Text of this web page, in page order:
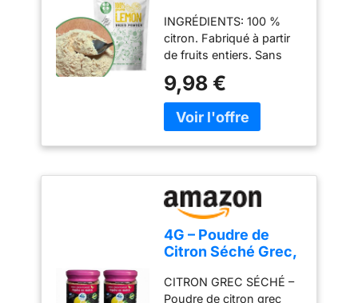
The Citron |
Ingrédients de
Cuisine | Epicerie
Alimentaire Arome
Alimentaire Arome
Citron | Pure Lemon
Fruit Powder
(poudre fine)
INGRÉDIENTS: 100 %
citron. Fabriqué à partir
de fruits entiers. Sans
colorants ou arômes.
FABRIQUÉ EN ESPAGNE
à partir de citrons
simplement séchés,
broyés en poudre
grossière. Facile à ajouter
dans les smoothies, la
décoration de gâteaux, la
garniture au chocolat ou
n'importe lequel de vos
9,98 €
4G – Poudre de
Citron Séché Grec,
CITRON GREC SÉCHÉ –
Poudre de citron grec